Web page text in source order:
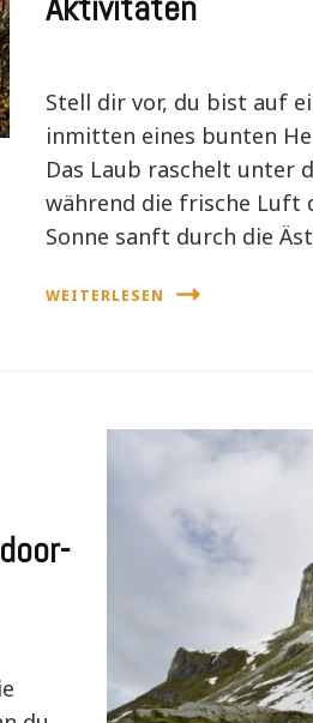
Stell dir vor, du bist auf
inmitten eines bunten
Das Laub raschelt unter
während die frische Luft
Sonne sanft durch die
WEITERLESEN